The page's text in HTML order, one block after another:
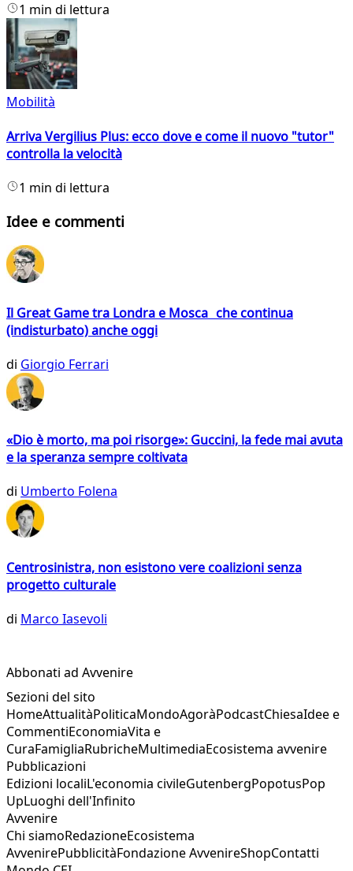
1 min di lettura
Mobilità
Arriva Vergilius Plus: ecco dove e come il nuovo "tutor"
controlla la velocità
1 min di lettura
Idee e commenti
Il Great Game tra Londra e Mosca che continua
(indisturbato) anche oggi
di Giorgio Ferrari
«Dio è morto, ma poi risorge»: Guccini, la fede mai avuta
e la speranza sempre coltivata
di Umberto Folena
Centrosinistra, non esistono vere coalizioni senza
progetto culturale
di Marco Iasevoli
Abbonati ad Avvenire
Sezioni del sito
HomeAttualitàPoliticaMondoAgoràPodcastChiesaIdee e
CommentiEconomiaVita e
CuraFamigliaRubricheMultimediaEcosistema avvenire
Pubblicazioni
Edizioni localiL'economia civileGutenbergPopotusPop
UpLuoghi dell'Infinito
Avvenire
Chi siamoRedazioneEcosistema
AvvenirePubblicitàFondazione AvvenireShopContatti